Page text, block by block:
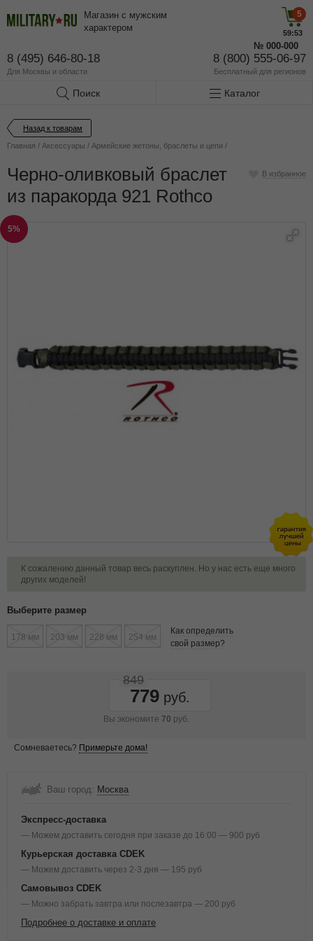
Магазин с мужским
характером
8 (495) 646-80-18
Для Москвы и области
8 (800) 555-06-97
Бесплатный для регионов
5
59:53
№ 000-000
Поиск Каталог
Назад к товарам
Главная / Аксессуары / Армейские жетоны, браслеты и цепи /
Черно-оливковый браслет
из паракорда 921 Rothco
В избранное
5%
К сожалению данный товар весь раскуплен. Но у нас есть еще много
других моделей!
Выберите размер
178 мм 203 мм 228 мм 254 мм
Как определить
свой размер?
779
849
Вы экономите 70 руб.
Сомневаетесь? Примерьте дома!
Ваш город: Москва
Экспресс-доставка
— Можем доставить сегодня при заказе до 16:00 — 900 руб
Курьерская доставка CDEK
— Можем доставить через 2-3 дня — 195 руб
Самовывоз CDEK
— Можно забрать завтра или послезавтра — 200 руб
Подробнее о доставке и оплате